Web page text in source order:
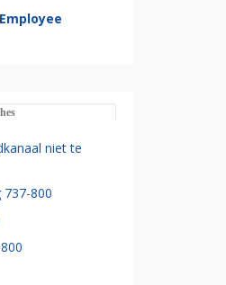
niet te
737-800